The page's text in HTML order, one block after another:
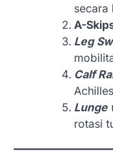
secara
A-
Leg
Calf
Lunge
rotasi